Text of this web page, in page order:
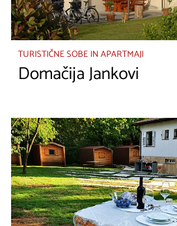
TURISTIČNE SOBE IN APARTMAJI
Domačija Jankovi